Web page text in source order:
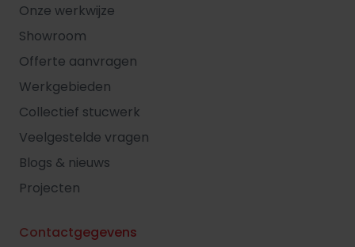
Onze werkwijze
Showroom
Offerte aanvragen
Werkgebieden
Collectief stucwerk
Veelgestelde vragen
Blogs & nieuws
Projecten
Contactgegevens